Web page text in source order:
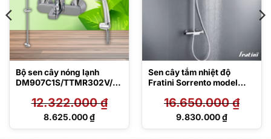
Bộ sen cây nóng lạnh
DM907C1S/TTMR302V/D
12.322.000₫
Giá
8.625.000₫
Giá
Sen cây tắm nhiệt độ
Fratini Sorrento model
16.650.000₫
Giá
9.830.000₫
Giá